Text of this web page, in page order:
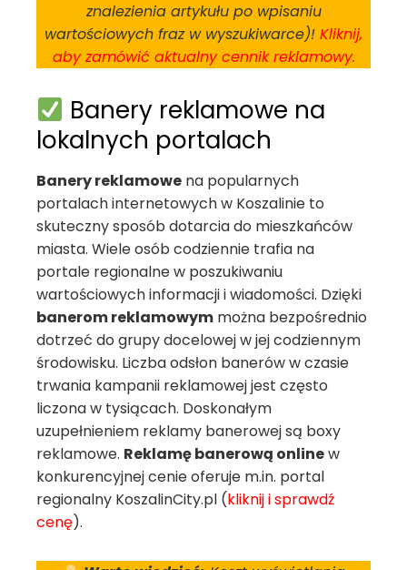
znalezienia artykułu po wpisaniu
wartościowych fraz w wyszukiwarce)! Kliknij,
aby zamówić aktualny cennik reklamowy.
Banery reklamowe na
lokalnych portalach
Banery reklamowe na popularnych
portalach internetowych w Koszalinie to
skuteczny sposób dotarcia do mieszkańców
miasta. Wiele osób codziennie trafia na
portale regionalne w poszukiwaniu
wartościowych informacji i wiadomości. Dzięki
banerom reklamowym można bezpośrednio
dotrzeć do grupy docelowej w jej codziennym
środowisku. Liczba odsłon banerów w czasie
trwania kampanii reklamowej jest często
liczona w tysiącach. Doskonałym
uzupełnieniem reklamy banerowej są boxy
reklamowe. Reklamę banerową onlinew
konkurencyjnej cenie oferuje m.in. portal
regionalny KoszalinCity.pl (kliknij i sprawdź
cenę).